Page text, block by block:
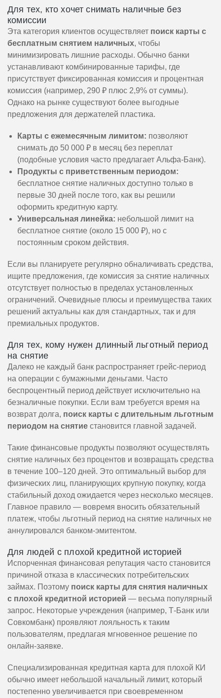
Для тех, кто хочет снимать наличные без
комиссии
Эта категория клиентов осуществляет поиск карты с
бесплатным снятием наличных, чтобы
минимизировать лишние расходы. Обычно банки
устанавливают комбинированные тарифы, где
присутствует фиксированная комиссия и процентная
комиссия (например, 290 ₽ плюс 2,9% от суммы).
Однако на рынке существуют более выгодные
предложения для держателей пластика.
Карты с ежемесячным лимитом: позволяют
снимать до 50 000 ₽ в месяц без переплат
(подобные условия часто предлагает Альфа-Банк).
Продукты с приветственным периодом:
бесплатное снятие наличных доступно только в
первые 30 дней после того, как вы решили
оформить кредитную карту.
Универсальная линейка: небольшой лимит на
бесплатное снятие (около 15 000 ₽), но с
постоянным сроком действия.
Если вы планируете регулярно обналичивать средства,
ищите предложения, где комиссия за снятие наличных
отсутствует полностью в пределах установленных
ограничений. Очевидные плюсы и преимущества таких
решений актуальны как для стандартных, так и для
премиальных продуктов.
Для тех, кому нужен длинный льготный период
на снятие
Далеко не каждый банк распространяет грейс-период
на операции с бумажными деньгами. Часто
беспроцентный период действует исключительно на
безналичные покупки. Если вам требуется время на
возврат долга, поиск карты с длительным льготным
периодом на снятие становится главной задачей.
Такие финансовые продукты позволяют осуществлять
снятие наличных без процентов и возвращать средства
в течение 100–120 дней. Это оптимальный выбор для
физических лиц, планирующих крупную покупку, когда
стабильный доход ожидается через несколько месяцев.
Главное правило — вовремя вносить обязательный
платеж, чтобы льготный период на снятие наличных не
аннулировался банком-эмитентом.
Для людей с плохой кредитной историей
Испорченная финансовая репутация часто становится
причиной отказа в классических потребительских
займах. Поэтому поиск карты для снятия наличных
с плохой кредитной историей — весьма популярный
запрос. Некоторые учреждения (например, Т-Банк или
Совкомбанк) проявляют лояльность к таким
пользователям, предлагая мгновенное решение по
онлайн-заявке.
Специализированная кредитная карта для плохой КИ
обычно имеет небольшой начальный лимит, который
постепенно увеличивается при своевременном